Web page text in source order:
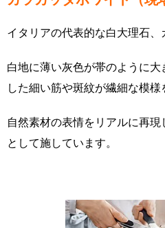
イタリアの代表的な白大理石、
白地に薄い灰色が帯のように
した細い筋や斑紋が繊細な模様
自然素材の表情をリアルに再
として施しています。